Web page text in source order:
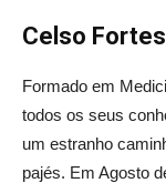
Celso
Formado em
todos os seus
um estranho
pajés. Em Agosto